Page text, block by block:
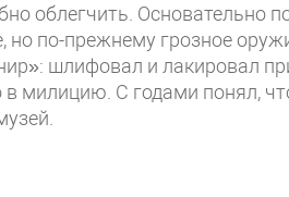
облегчить. Основательно
по-прежнему грозное
шлифовал и лакировал
в милицию. С годами понял,